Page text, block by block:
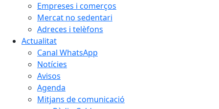
Empreses i comerços
Mercat no sedentari
Adreces i telèfons
Actualitat
Canal WhatsApp
Notícies
Avisos
Agenda
Mitjans de comunicació